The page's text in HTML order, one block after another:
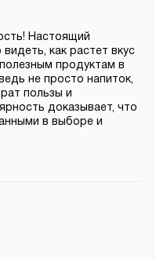
Настоящий
как растет вкус
продуктам в
не просто напиток,
пользы и
доказывает, что
в выборе и